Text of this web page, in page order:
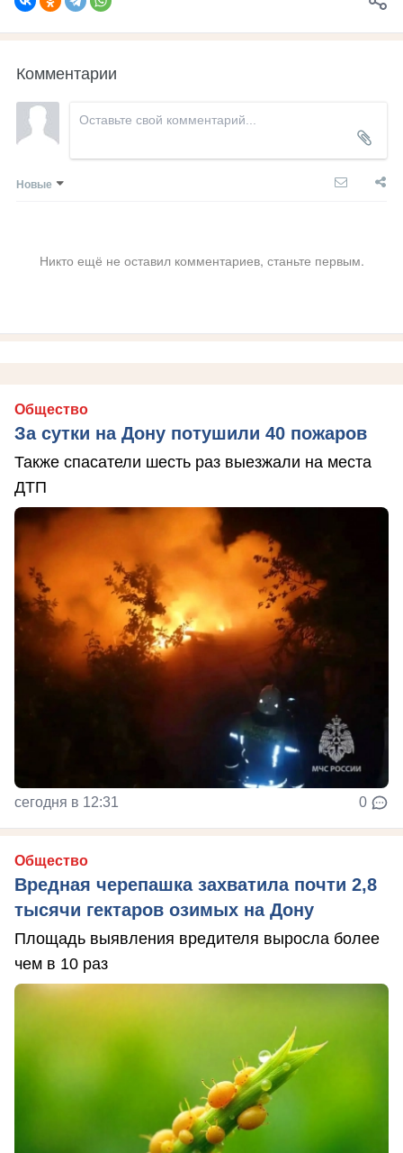
Комментарии
Новые
Никто ещё не оставил комментариев, станьте первым.
Общество
За сутки на Дону потушили 40 пожаров
Также спасатели шесть раз выезжали на места
ДТП
сегодня в 12:31 0
Общество
Вредная черепашка захватила почти 2,8
тысячи гектаров озимых на Дону
Площадь выявления вредителя выросла более
чем в 10 раз